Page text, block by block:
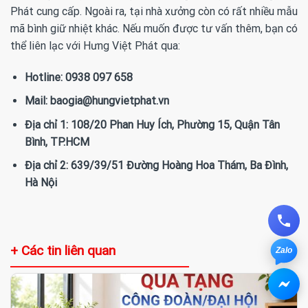
Phát cung cấp. Ngoài ra, tại nhà xưởng còn có rất nhiều mẫu
mã bình giữ nhiệt khác. Nếu muốn được tư vấn thêm, bạn có
thể liên lạc với Hưng Việt Phát qua:
Hotline: 0938 097 658
Mail: baogia@hungvietphat.vn
Địa chỉ 1: 108/20 Phan Huy Ích, Phường 15, Quận Tân
Bình, TP.HCM
Địa chỉ 2: 639/39/51 Đường Hoàng Hoa Thám, Ba Đình,
Hà Nội
+ Các tin liên quan Zalo